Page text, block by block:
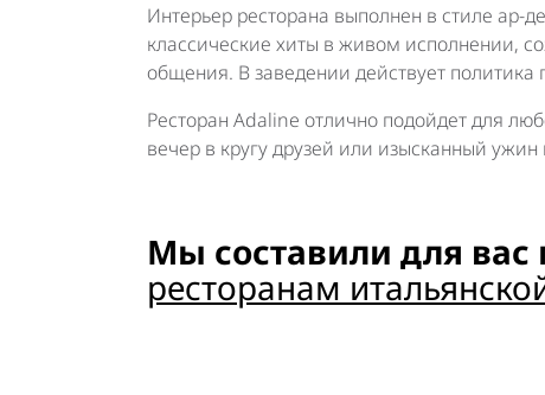
Интерьер ресторана выполнен в стиле ар-
классические хиты в живом исполнении,
общения. В заведении действует политика
Ресторан Adaline отлично подойдет для
вечер в кругу друзей или изысканный
Мы составили для вас
ресторанам